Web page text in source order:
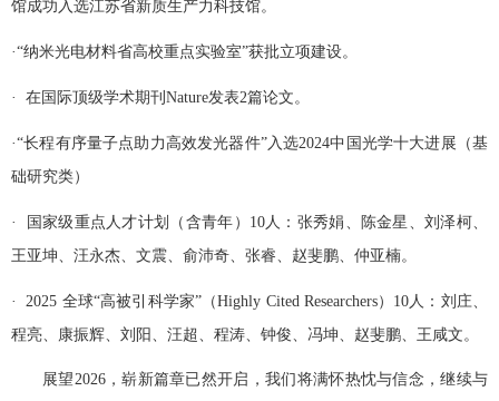
馆成功入选江苏省新质生产力科技馆。
·“纳米光电材料省高校重点实验室”获批立项建设。
· 在国际顶级学术期刊Nature发表2篇论文。
·“长程有序量子点助力高效发光器件”入选2024中国光学十大进展（基
础研究类）
· 国家级重点人才计划（含青年）10人：张秀娟、陈金星、刘泽柯、
王亚坤、汪永杰、文震、俞沛奇、张睿、赵斐鹏、仲亚楠。
· 2025 全球“高被引科学家”（Highly Cited Researchers）10人：刘庄、
程亮、康振辉、刘阳、汪超、程涛、钟俊、冯坤、赵斐鹏、王咸文。
展望2026，崭新篇章已然开启，我们将满怀热忱与信念，继续与